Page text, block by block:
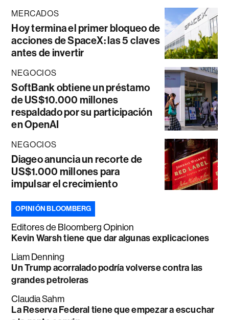
MERCADOS
Hoy termina el primer bloqueo de
acciones de SpaceX: las 5 claves
antes de invertir
NEGOCIOS
SoftBank obtiene un préstamo
de US$10.000 millones
respaldado por su participación
en OpenAI
NEGOCIOS
Diageo anuncia un recorte de
US$1.000 millones para
impulsar el crecimiento
OPINIÓN BLOOMBERG
Editores de Bloomberg Opinion
Kevin Warsh tiene que dar algunas explicaciones
Liam Denning
Un Trump acorralado podría volverse contra las
grandes petroleras
Claudia Sahm
La Reserva Federal tiene que empezar a escuchar